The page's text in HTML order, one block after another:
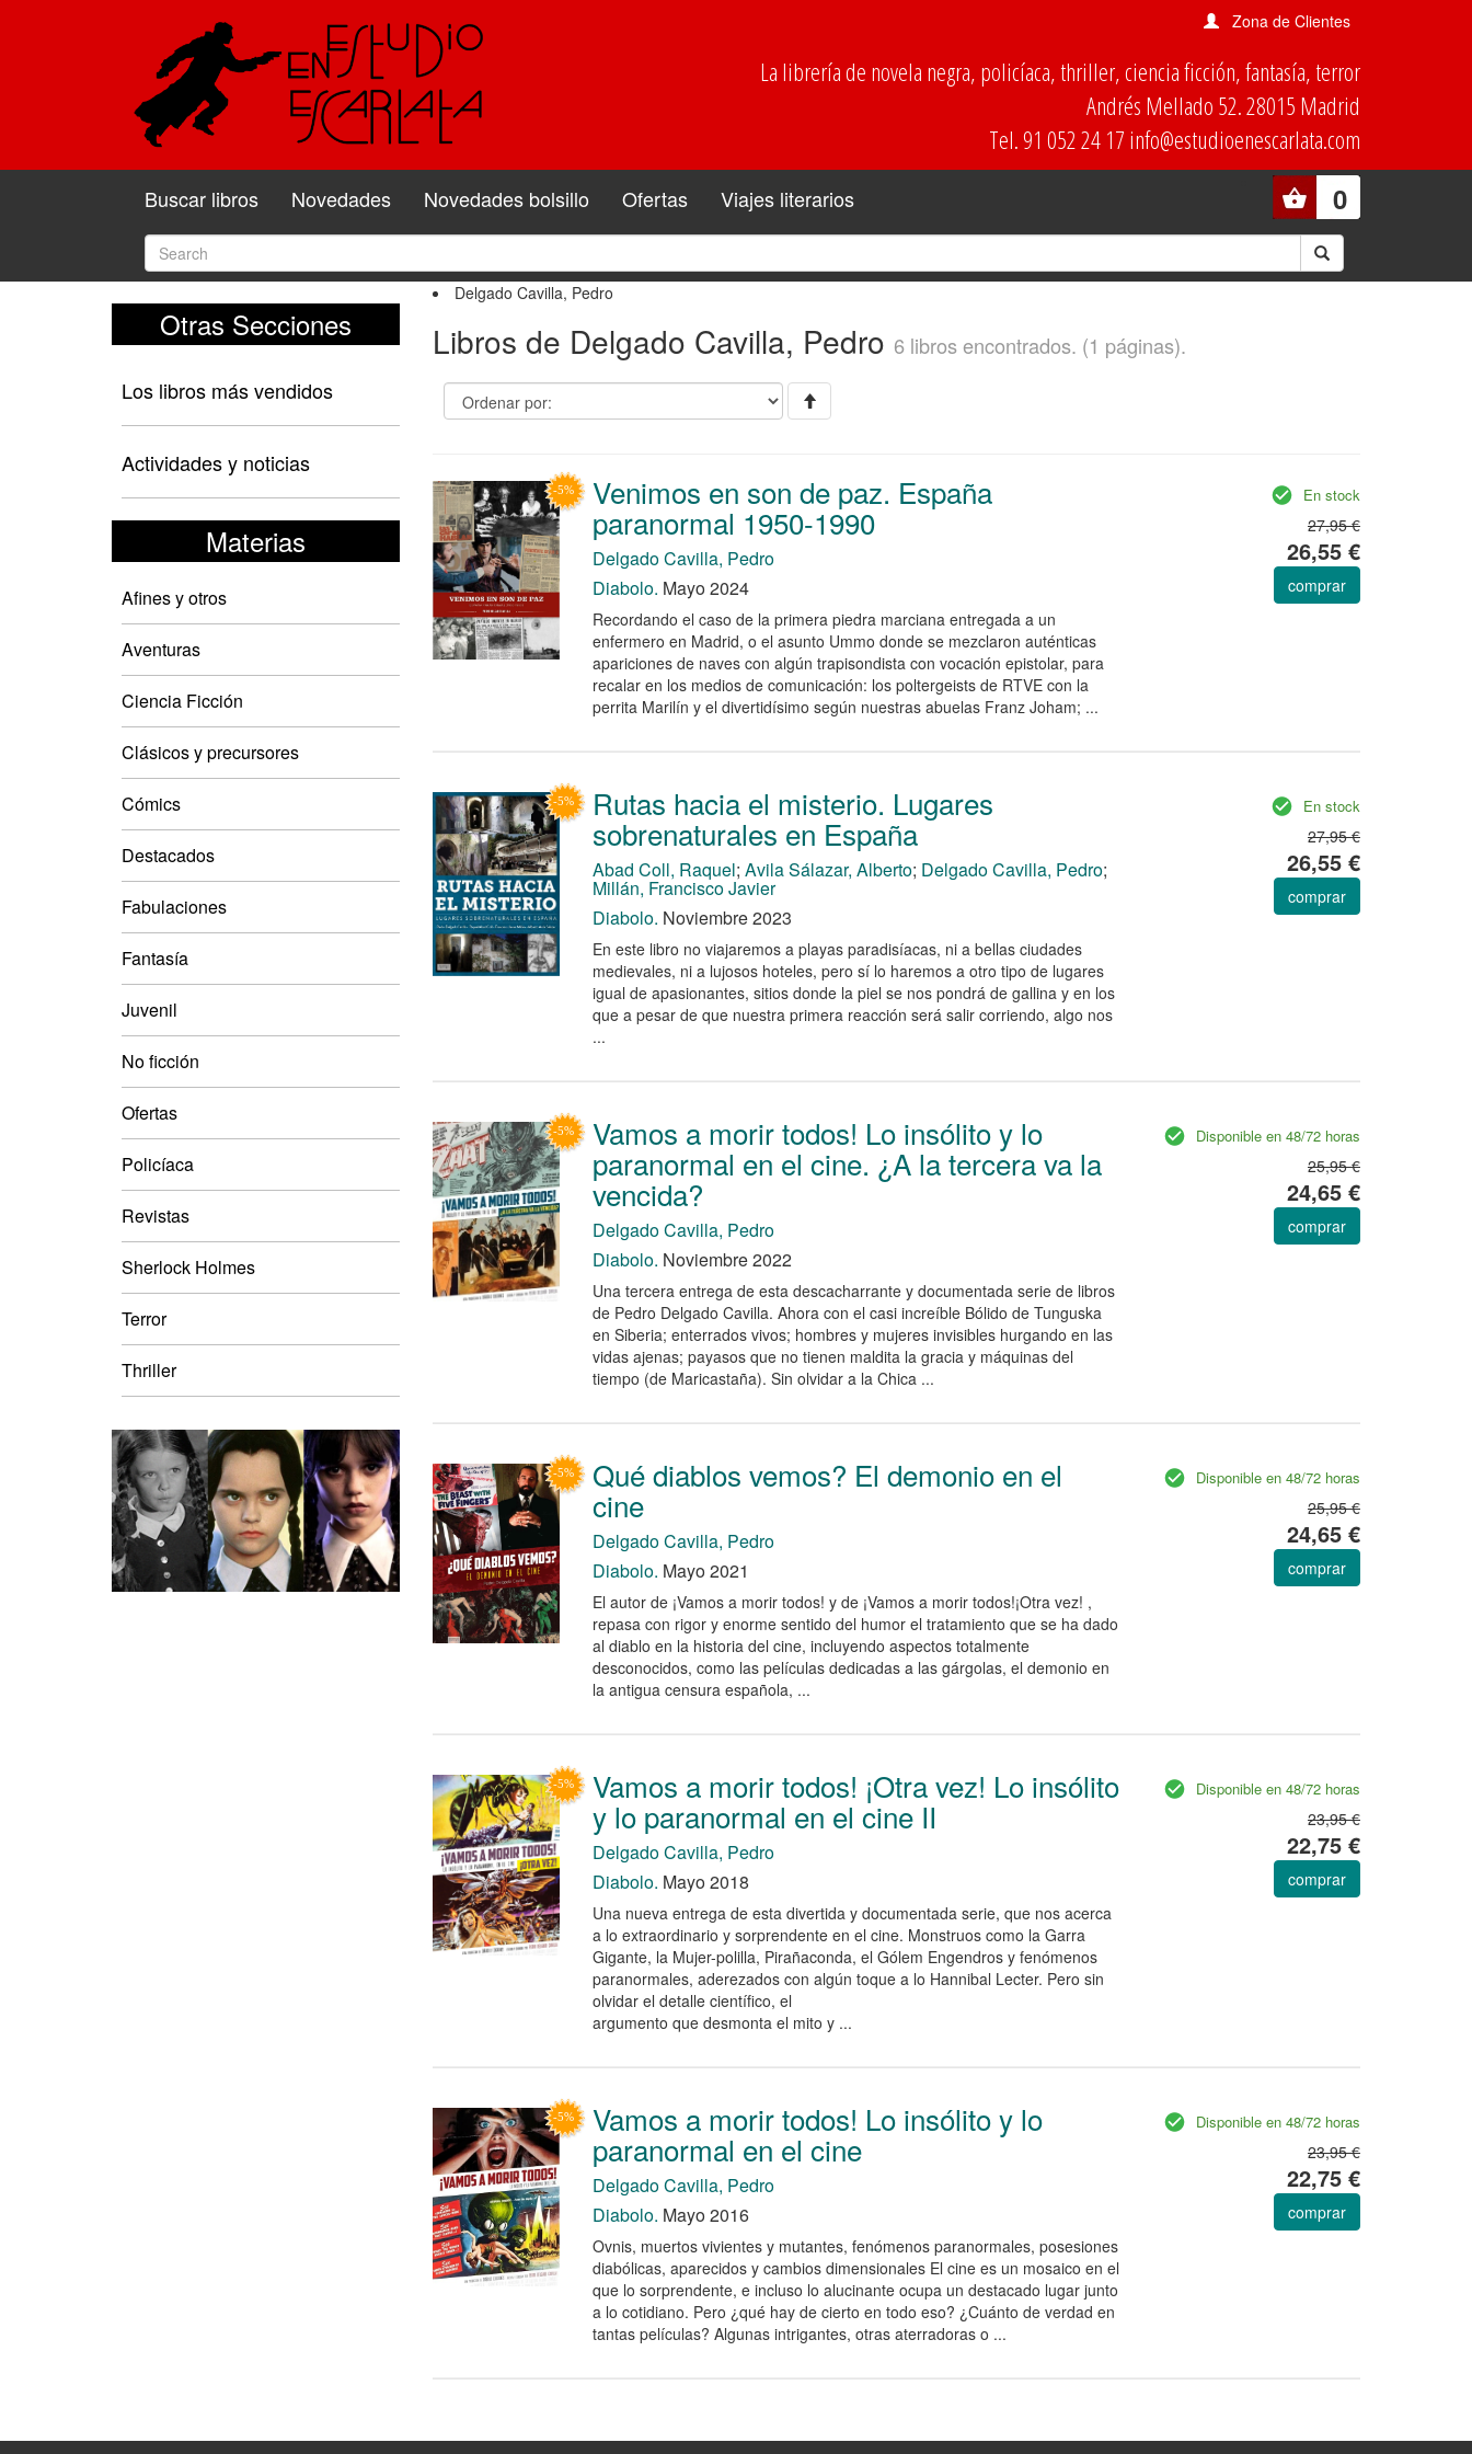
Zona de Clientes
La librería de novela negra, policíaca, thriller, ciencia ficción, fantasía, terror
Andrés Mellado 52. 28015 Madrid
Tel. 91 052 24 17 info@estudioenescarlata.com
0
Buscar libros Novedades Novedades bolsillo Ofertas Viajes literarios
Otras Secciones
Los libros más vendidos
Actividades y noticias
Materias
Afines y otros
Aventuras
Ciencia Ficción
Clásicos y precursores
Cómics
Destacados
Fabulaciones
Fantasía
Juvenil
No ficción
Ofertas
Policíaca
Revistas
Sherlock Holmes
Terror
Thriller
Delgado Cavilla, Pedro
Libros de Delgado Cavilla, Pedro 6 libros encontrados. (1 páginas).
Venimos en son de paz. España
paranormal 1950-1990
Delgado Cavilla, Pedro
Diabolo. Mayo 2024
Recordando el caso de la primera piedra marciana entregada a un
enfermero en Madrid, o el asunto Ummo donde se mezclaron auténticas
apariciones de naves con algún trapisondista con vocación epistolar, para
recalar en los medios de comunicación: los poltergeists de RTVE con la
perrita Marilín y el divertidísimo según nuestras abuelas Franz Joham; ...
En stock
27,95 €
26,55 €
comprar
Rutas hacia el misterio. Lugares
sobrenaturales en España
Abad Coll, Raquel; Avila Sálazar, Alberto; Delgado Cavilla, Pedro;
Millán, Francisco Javier
Diabolo. Noviembre 2023
En este libro no viajaremos a playas paradisíacas, ni a bellas ciudades
medievales, ni a lujosos hoteles, pero sí lo haremos a otro tipo de lugares
igual de apasionantes, sitios donde la piel se nos pondrá de gallina y en los
que a pesar de que nuestra primera reacción será salir corriendo, algo nos
...
En stock
27,95 €
26,55 €
comprar
Vamos a morir todos! Lo insólito y lo
paranormal en el cine. ¿A la tercera va la
vencida?
Delgado Cavilla, Pedro
Diabolo. Noviembre 2022
Una tercera entrega de esta descacharrante y documentada serie de libros
de Pedro Delgado Cavilla. Ahora con el casi increíble Bólido de Tunguska
en Siberia; enterrados vivos; hombres y mujeres invisibles hurgando en las
vidas ajenas; payasos que no tienen maldita la gracia y máquinas del
tiempo (de Maricastaña). Sin olvidar a la Chica ...
Disponible en 48/72 horas
25,95 €
24,65 €
comprar
Qué diablos vemos? El demonio en el
cine
Delgado Cavilla, Pedro
Diabolo. Mayo 2021
El autor de ¡Vamos a morir todos! y de ¡Vamos a morir todos!¡Otra vez! ,
repasa con rigor y enorme sentido del humor el tratamiento que se ha dado
al diablo en la historia del cine, incluyendo aspectos totalmente
desconocidos, como las películas dedicadas a las gárgolas, el demonio en
la antigua censura española, ...
Disponible en 48/72 horas
25,95 €
24,65 €
comprar
Vamos a morir todos! ¡Otra vez! Lo insólito
y lo paranormal en el cine II
Delgado Cavilla, Pedro
Diabolo. Mayo 2018
Una nueva entrega de esta divertida y documentada serie, que nos acerca
a lo extraordinario y sorprendente en el cine. Monstruos como la Garra
Gigante, la Mujer-polilla, Pirañaconda, el Gólem Engendros y fenómenos
paranormales, aderezados con algún toque a lo Hannibal Lecter. Pero sin
olvidar el detalle científico, el
argumento que desmonta el mito y ...
Disponible en 48/72 horas
23,95 €
22,75 €
comprar
Vamos a morir todos! Lo insólito y lo
paranormal en el cine
Delgado Cavilla, Pedro
Diabolo. Mayo 2016
Ovnis, muertos vivientes y mutantes, fenómenos paranormales, posesiones
diabólicas, aparecidos y cambios dimensionales El cine es un mosaico en el
que lo sorprendente, e incluso lo alucinante ocupa un destacado lugar junto
a lo cotidiano. Pero ¿qué hay de cierto en todo eso? ¿Cuánto de verdad en
tantas películas? Algunas intrigantes, otras aterradoras o ...
Disponible en 48/72 horas
23,95 €
22,75 €
comprar